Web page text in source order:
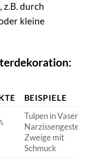
durch
kleine
BEISPIELE
Tulpen in Vasen,
Zweige mit
Schmuck